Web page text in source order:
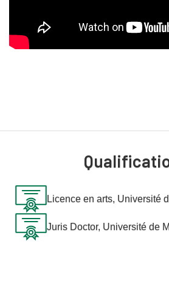
Licence en arts, Université
Juris Doctor, Université de